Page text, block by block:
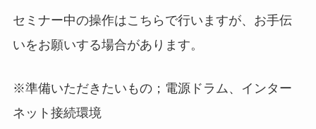
セミナー中の操作はこちらで行いますが、お手伝
いをお願いする場合があります。
※準備いただきたいもの；電源ドラム、インター
ネット接続環境